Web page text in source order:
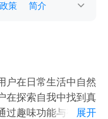
策 简介
户在日常生活中自然
在探索自我中找到真
过趣味功能与视觉呈
展开